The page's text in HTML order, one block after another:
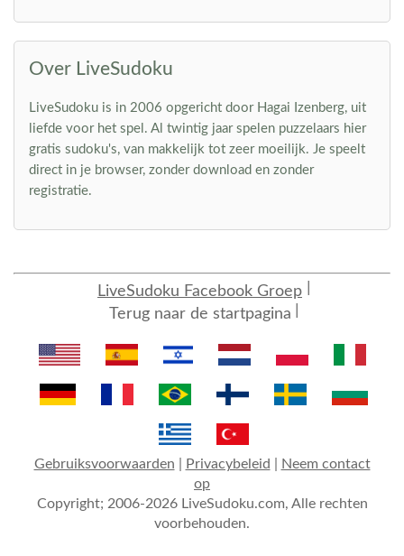
Over LiveSudoku
LiveSudoku is in 2006 opgericht door Hagai Izenberg, uit
liefde voor het spel. Al twintig jaar spelen puzzelaars hier
gratis sudoku's, van makkelijk tot zeer moeilijk. Je speelt
direct in je browser, zonder download en zonder
registratie.
LiveSudoku Facebook Groep
Terug naar de startpagina
Gebruiksvoorwaarden Privacybeleid
Neem contact
op
Copyright; 2006-2026 LiveSudoku.com, Alle rechten
voorbehouden.